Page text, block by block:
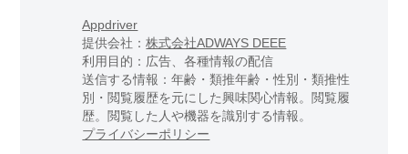
Appdriver
提供会社：株式会社ADWAYS DEEE
利用目的：広告、各種情報の配信
送信する情報：年齢・類推年齢・性別・類推性
別・閲覧履歴を元にした興味関心情報。閲覧履
歴。閲覧した人や機器を識別する情報。
プライバシーポリシー